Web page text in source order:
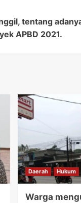
tentang
APBD 2021.
Daerah Hukum
Warga